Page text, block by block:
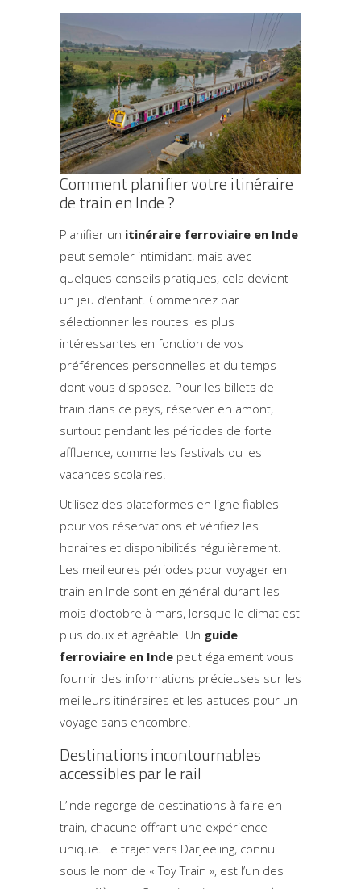
Comment planifier votre itinéraire
de train en Inde ?
Planifier un itinéraire ferroviaire en Inde
peut sembler intimidant, mais avec
quelques conseils pratiques, cela devient
un jeu d’enfant. Commencez par
sélectionner les routes les plus
intéressantes en fonction de vos
préférences personnelles et du temps
dont vous disposez. Pour les billets de
train dans ce pays, réserver en amont,
surtout pendant les périodes de forte
affluence, comme les festivals ou les
vacances scolaires.
Utilisez des plateformes en ligne fiables
pour vos réservations et vérifiez les
horaires et disponibilités régulièrement.
Les meilleures périodes pour voyager en
train en Inde sont en général durant les
mois d’octobre à mars, lorsque le climat est
plus doux et agréable. Un guide
ferroviaire en Inde peut également vous
fournir des informations précieuses sur les
meilleurs itinéraires et les astuces pour un
voyage sans encombre.
Destinations incontournables
accessibles par le rail
L’Inde regorge de destinations à faire en
train, chacune offrant une expérience
unique. Le trajet vers Darjeeling, connu
sous le nom de « Toy Train », est l’un des